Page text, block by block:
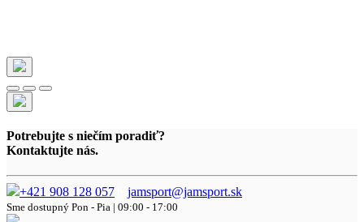
Potrebujte s niečím poradiť?
Kontaktujte nás.
+421 908 128 057 jamsport@jamsport.sk
Sme dostupný Pon - Pia | 09:00 - 17:00